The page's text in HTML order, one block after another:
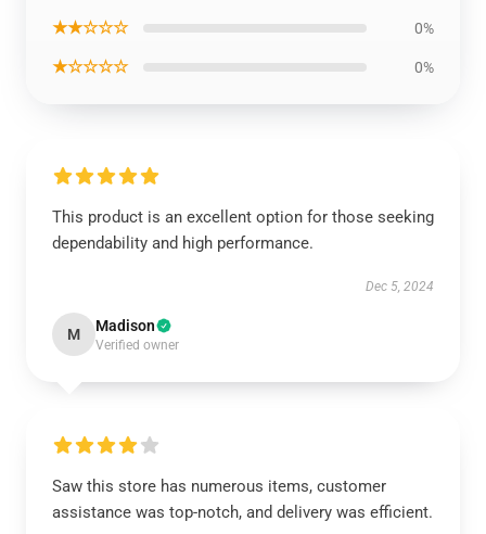
★★☆☆☆ 0%
★☆☆☆☆ 0%
This product is an excellent option for those seeking
dependability and high performance.
Dec 5, 2024
M Madison
Verified owner
Saw this store has numerous items, customer
assistance was top-notch, and delivery was efficient.